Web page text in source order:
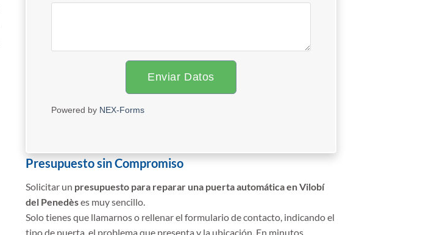
Enviar Datos
Powered by NEX-Forms
Presupuesto sin Compromiso
Solicitar un presupuesto para reparar una puerta automática en Vilobí
del Penedèses muy sencillo.
Solo tienes que llamarnos o rellenar el formulario de contacto, indicando el
tipo de puerta, el problema que presenta y la ubicación. En minutos